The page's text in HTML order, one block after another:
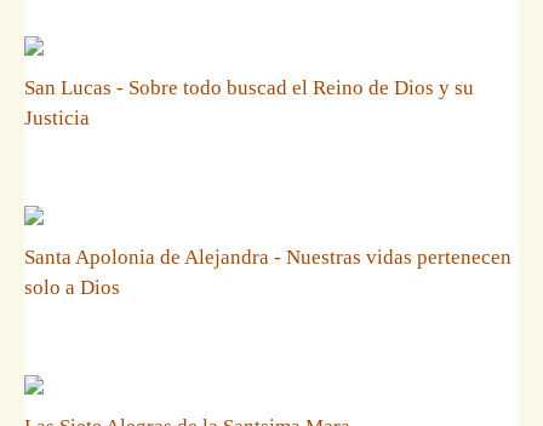
San Lucas - Sobre todo buscad el Reino de Dios y su
Justicia
Santa Apolonia de Alejandra - Nuestras vidas pertenecen
solo a Dios